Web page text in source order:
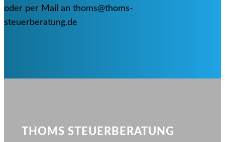
oder per Mail an thoms@thoms-
steuerberatung.de
THOMS STEUERBERATUNG